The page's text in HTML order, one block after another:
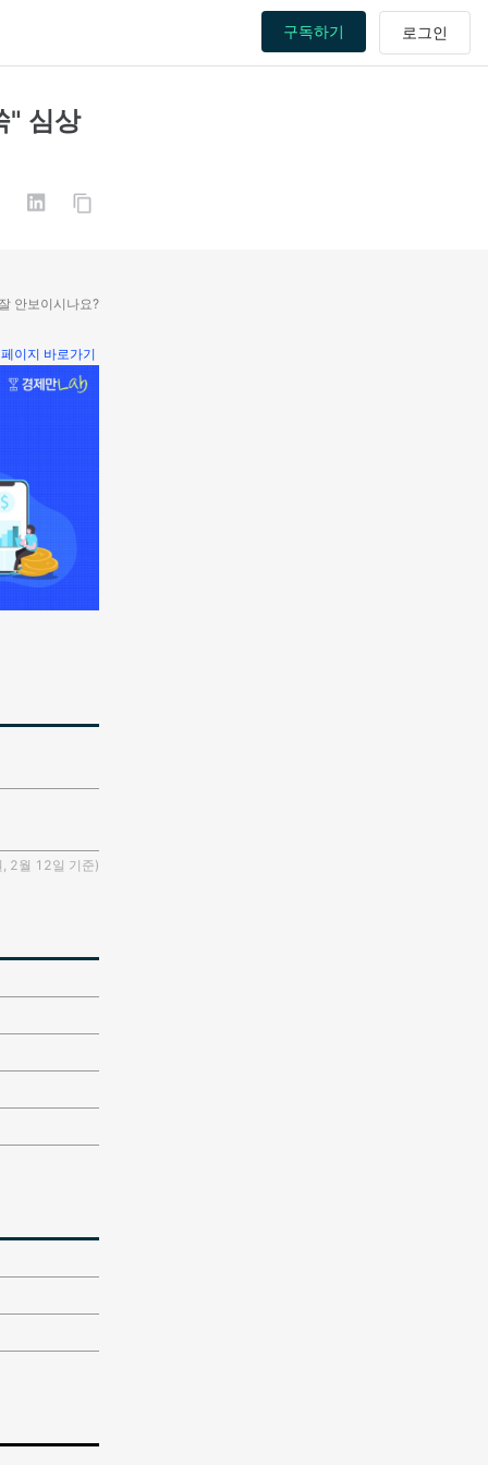
구독하기
" 심상
안보이시나요?
페이지 바로가기
, 2월 12일 기준)